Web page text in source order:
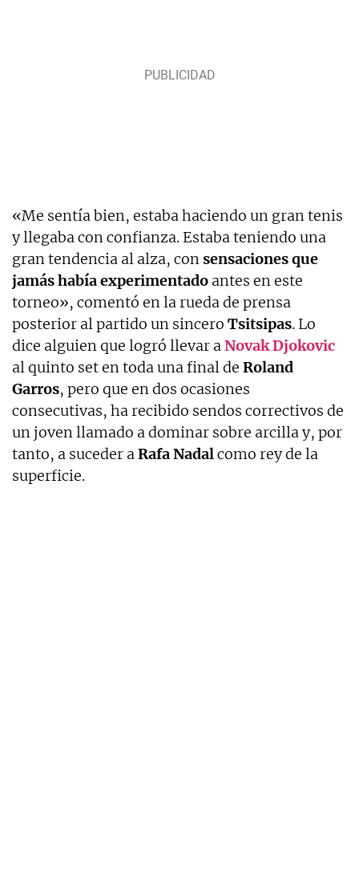
«Me sentía bien, estaba haciendo un gran tenis
y llegaba con confianza. Estaba teniendo una
gran tendencia al alza, consensaciones que
jamás había experimentado antes en este
torneo», comentó en la rueda de prensa
posterior al partido un sincero Tsitsipas. Lo
dice alguien que logró llevar aNovak Djokovic
al quinto set en toda una final de Roland
Garros, pero que en dos ocasiones
consecutivas, ha recibido sendos correctivos de
un joven llamado a dominar sobre arcilla y, por
tanto, a suceder aRafa Nadalcomo rey de la
superficie.